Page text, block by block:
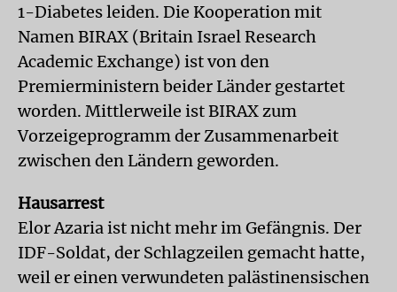
1-Diabetes leiden. Die Kooperation mit
Namen BIRAX (Britain Israel Research
Academic Exchange) ist von den
Premierministern beider Länder gestartet
worden. Mittlerweile ist BIRAX zum
Vorzeigeprogramm der Zusammenarbeit
zwischen den Ländern geworden.
Hausarrest
Elor Azaria ist nicht mehr im Gefängnis. Der
IDF-Soldat, der Schlagzeilen gemacht hatte,
weil er einen verwundeten palästinensischen